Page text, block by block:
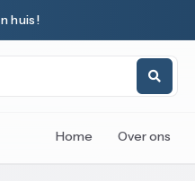
huis!
Home Over ons